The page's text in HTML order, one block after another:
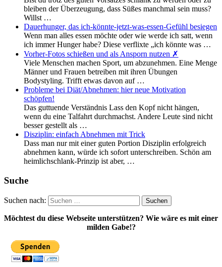
bleiben der Überzeugung, dass Süßes manchmal sein muss?
Willst …
Dauerhunger, das ich-könnte-jetzt-was-essen-Gefühl besiegen
Wenn man alles essen möchte oder wie werde ich satt, wenn
ich immer Hunger habe? Diese verflixte „ich könnte was …
Vorher-Fotos schießen und als Ansporn nutzen ✗
Viele Menschen machen Sport, um abzunehmen. Eine Menge
Männer und Frauen betreiben mit ihren Übungen
Bodystyling. Trifft etwas davon auf …
Probleme bei Diät/Abnehmen: hier neue Motivation
schöpfen!
Das guttuende Verständnis Lass den Kopf nicht hängen,
wenn du eine Talfahrt durchmachst. Andere Leute sind nicht
besser gestellt als …
Disziplin: einfach Abnehmen mit Trick
Dass man nur mit einer guten Portion Disziplin erfolgreich
abnehmen kann, würde ich sofort unterschreiben. Schön am
heimlichschlank-Prinzip ist aber, …
Suche
Suchen nach:
Möchtest du diese Webseite unterstützen? Wie wäre es mit einer
milden Gabe!?